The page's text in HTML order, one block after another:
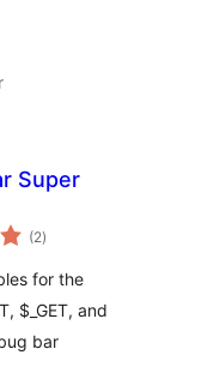
Super
(2totale
bedømmelser
)
for the
$_GET, and
bar